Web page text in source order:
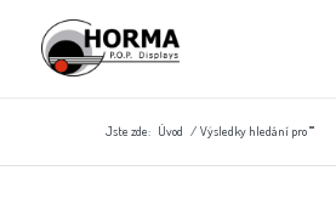
Jste zde: Úvod / Výsledky hledání pro ""